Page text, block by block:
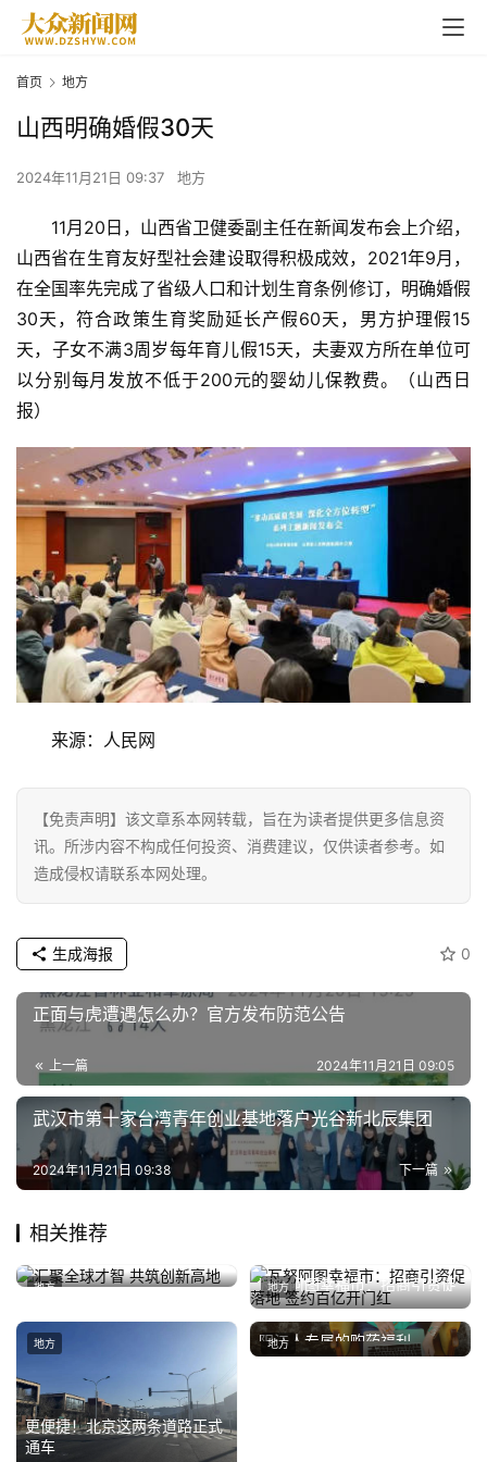
首
页
讯
商
业
生
科
财
育
专
题
车
·
新
能
源
首页 地方
山西明确婚假30天
2024年11月21日 09:37 地方
11月20日，山西省卫健委副主任在新闻发布会上介绍，
山西省在生育友好型社会建设取得积极成效，2021年9月，
在全国率先完成了省级人口和计划生育条例修订，明确婚假
30天，符合政策生育奖励延长产假60天，男方护理假15
天，子女不满3周岁每年育儿假15天，夫妻双方所在单位可
以分别每月发放不低于200元的婴幼儿保教费。（山西日
报）
来源：人民网
【免责声明】该文章系本网转载，旨在为读者提供更多信息资
讯。所涉内容不构成任何投资、消费建议，仅供读者参考。如
造成侵权请联系本网处理。
0
生成海报
正面与虎遭遇怎么办？官方发布防范公告
上一篇 2024年11月21日 09:05
武汉市第十家台湾青年创业基地落户光谷新北辰集团
下一篇
2024年11月21日 09:38
相关推荐
汇聚全球才智 共筑创新高地
2024年12月30日
地方
瓦努阿图幸福市：招商引资促
落地 签约百亿开门红
2024年10月24日
地方
更便捷！北京这两条道路正式
通车
地方
阳江人专属的购药福利，
2026惠民保这权益太好用
2025年12月5日
地方